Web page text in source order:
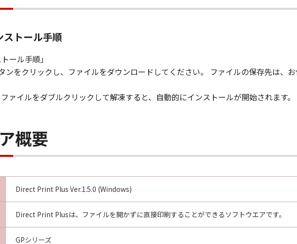
ヤノンの関連会社、それらの販売代理店及び販売店は、「本ソフトウエア」の使用
です。
国政府または関連する外国政府より必要な認可等を得ることなしに「本ソフトウエ
はなりません。
客様が「本ソフトウエア」をインストールされた時点で発効し、下記(2)または(3)
、お客様が本契約のいずれかの条項に違反した場合、直ちに本契約を終了させること
上記(3)による本契約の終了後直ちに、「本ソフトウエア」及びその複製物のすべて
RESTRICTED RIGHTS NOTICE:
is a "commercial item," as that term is defined at 48 C.F.R. 2.101 (Oct 1995),
computer software documentation," as such terms are used in 48
and 48 C.F.R. 227.7202-1 through 227.7202-4 (June 1995), all U.S.
those rights set forth herein. Manufacturer is Canon Inc./30-2,
ストール手順
ール手順」
ンをクリックし、ファイルをダウンロードしてください。 ファイルの保存先は、
ァイルをダブルクリックして解凍すると、自動的にインストールが開始されます。
概要
Direct Print Plus Ver.1.5.0 (Windows)
Direct Print Plusは、ファイルを開かずに直接印刷することができるソフトウエアです。
GPシリーズ